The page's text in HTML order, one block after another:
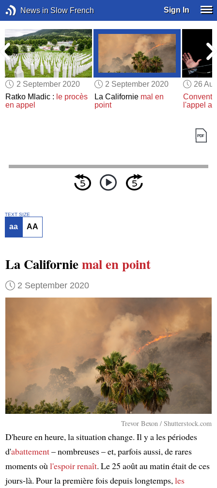
News in Slow French Sign In
2 September 2020
Ratko Mladic : le procès
en appel
2 September 2020
La Californie mal en
point
26
l'appel
TEXT SIZE
aa AA
La Californiemal en point
2 September 2020
Trevor Bexon / Shutterstock.com
D'heure en heure, la situation change. Il y a les périodes
d'abattement– nombreuses – et, parfois aussi, de rares
moments oùl'espoir renaît. Le 25 août au matin était de ces
jours-là. Pour la première fois depuis longtemps,les